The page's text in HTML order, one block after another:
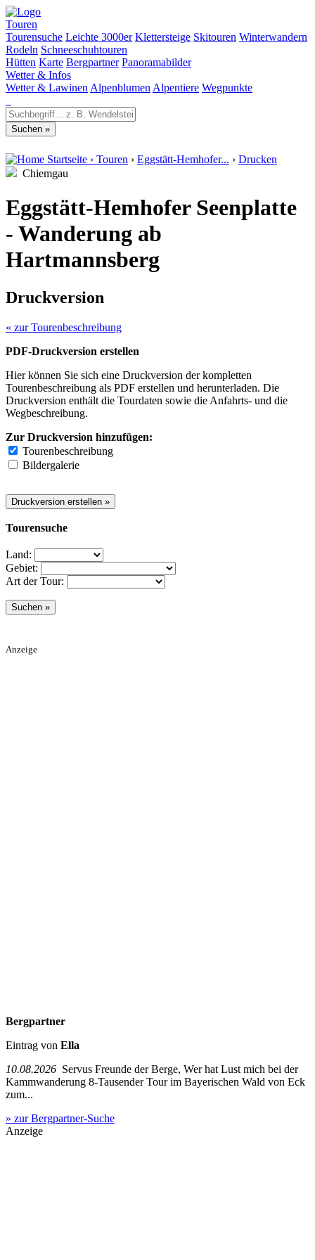
Touren
Tourensuche Leichte 3000er Klettersteige Skitouren Winterwandern
Rodeln Schneeschuhtouren
Hütten Karte Bergpartner Panoramabilder
Wetter & Infos
Wetter & Lawinen Alpenblumen Alpentiere Wegpunkte
Startseite › Touren › Eggstätt-Hemhofer... › Drucken
Chiemgau
Eggstätt-Hemhofer Seenplatte
- Wanderung ab
Hartmannsberg
Druckversion
« zur Tourenbeschreibung
PDF-Druckversion erstellen
Hier können Sie sich eine Druckversion der kompletten
Tourenbeschreibung als PDF erstellen und herunterladen. Die
Druckversion enthält die Tourdaten sowie die Anfahrts- und die
Wegbeschreibung.
Zur Druckversion hinzufügen:
Tourenbeschreibung
Bildergalerie
Tourensuche
Land:
Gebiet:
Art der Tour:
Anzeige
Bergpartner
Eintrag von Ella
10.08.2026 Servus Freunde der Berge, Wer hat Lust mich bei der
Kammwanderung 8-Tausender Tour im Bayerischen Wald von Eck
zum...
» zur Bergpartner-Suche
Anzeige